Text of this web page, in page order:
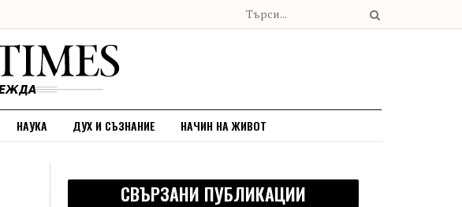
НАУКА ДУХ И СЪЗНАНИЕ НАЧИН НА ЖИВОТ
СВЪРЗАНИ ПУБЛИКАЦИИ